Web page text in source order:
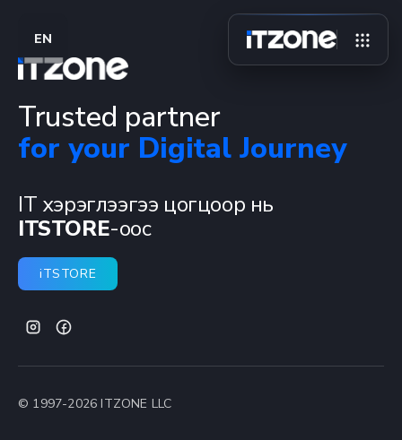
EN
Trusted partner
for your Digital Journey
IT хэрэглээгээ цогцоор нь
ITSTORE-оос
iTSTORE
© 1997-2026 ITZONE LLC